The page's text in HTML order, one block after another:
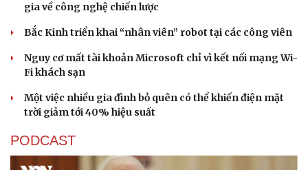
Sức khỏe
Dinh dưỡng - món ngon
Cây thuốc
Sản phụ khoa
Nhi khoa
Đời sống
gia về công nghệ chiến lược
Bắc Kinh triển khai “nhân viên” robot tại các công viên
Nguy cơ mất tài khoản Microsoft chỉ vì kết nối mạng Wi-
Fi khách sạn
Một việc nhiều gia đình bỏ quên có thể khiến điện mặt
trời giảm tới 40% hiệu suất
PODCAST